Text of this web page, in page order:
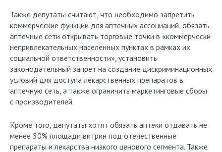
Также депутаты считают, что необходимо запретить
коммерческие функции для аптечных ассоциаций, обязать
аптечные сети открывать торговые точки в «коммерчески
непривлекательных населённых пунктах в рамках их
социальной ответственности», установить
законодательный запрет на создание дискриминационных
условий для доступа лекарственных препаратов в
аптечную сеть, а также ограничить маркетинговые сборы
с производителей.
Кроме того, депутаты хотят обязать аптеки отдавать не
менее 50% площади витрин под отечественные
препараты и лекарства низкого ценового сегмента. Также